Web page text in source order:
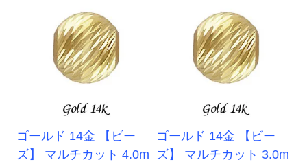
ゴールド 14金 【ビー
ズ】 マルチカット 4.0m
ゴールド 14金 【ビー
ズ】 マルチカット 3.0m